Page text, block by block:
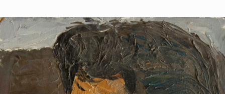
Opere
de
artă
V.R.C.
Atelier